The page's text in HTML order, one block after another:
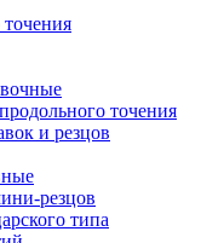
точения
и резцов
резцов
типа